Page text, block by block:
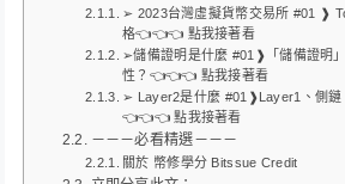
➢ 2023台灣虛擬貨幣交易所 #01 ❱
格👈👈👈 點我接著看
➢儲備證明是什麼 #01❱「儲備證明
性？👈👈👈 點我接著看
➢ Layer2是什麼 #01❱Layer1、側鏈
👈👈👈 點我接著看
－－－必看精選－－－
關於 幣修學分 Bitssue Credit